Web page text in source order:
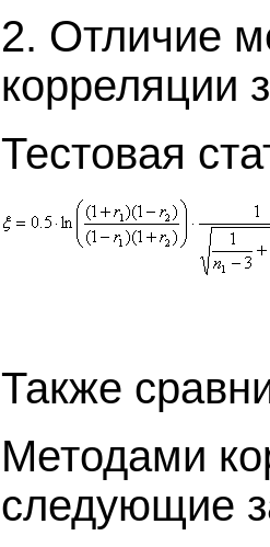
2. Отличие
корреляции
Тестовая
Также
Методами
следующие